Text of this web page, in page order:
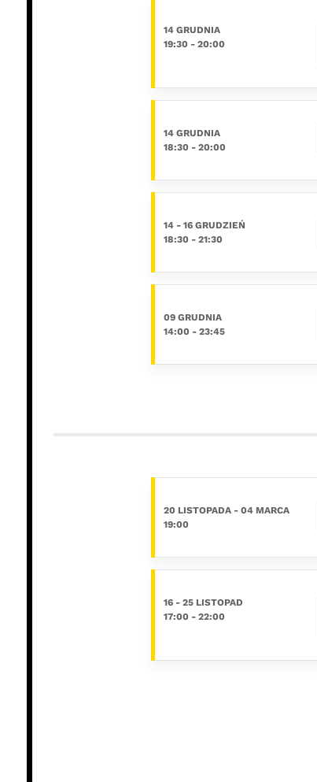
14 GRUDNIA
19:30 - 20:00
14 GRUDNIA
18:30 - 20:00
14 - 16 GRUDZIEŃ
18:30 - 21:30
09 GRUDNIA
14:00 - 23:45
20 LISTOPADA - 04 MARCA
19:00
16 - 25 LISTOPAD
17:00 - 22:00